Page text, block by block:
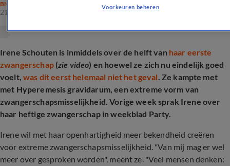
BN'ERS
21 okt 2024, 14:56
Irene Schouten is inmiddels over de helft van haar eerste
zwangerschap(zie video) en hoewel ze zich nu eindelijk goed
voelt,was dit eerst helemaal niet het geval. Ze kampte met
met Hyperemesis gravidarum, een extreme vorm van
zwangerschapsmisselijkheid. Vorige week sprak Irene over
haar heftige zwangerschap in weekblad Party.
Irene wil met haar openhartigheid meer bekendheid creëren
voor extreme zwangerschapsmisselijkheid. "Van mij mag er wel
meer over gesproken worden", meent ze. "Veel mensen denken:
Voorkeuren beheren